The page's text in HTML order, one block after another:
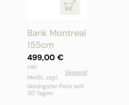
Bank Montreal
155cm
499,00 €
inkl.
MwSt., zzgl.
Versand
Niedrigster Preis seit
30 Tagen